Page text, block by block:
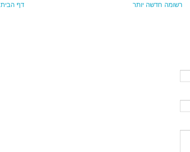
רשומה חדשה יותר דף הבית